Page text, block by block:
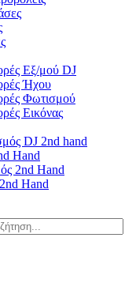
Εξ/μού DJ
Ήχου
Φωτισμού
Εικόνας
DJ 2nd hand
Hand
2nd Hand
Hand